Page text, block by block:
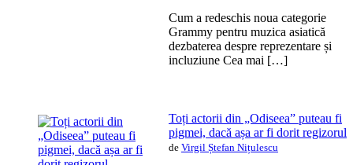
Cum a redeschis noua categorie
Grammy pentru muzica asiatică
dezbaterea despre reprezentare și
incluziune Cea mai […]
Toți actorii din „Odiseea” puteau fi
pigmei, dacă așa ar fi dorit regizorul
de Virgil Ștefan Nițulescu